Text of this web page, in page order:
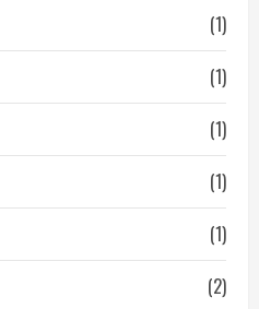
(1)
(1)
(1)
(1)
(1)
(2)